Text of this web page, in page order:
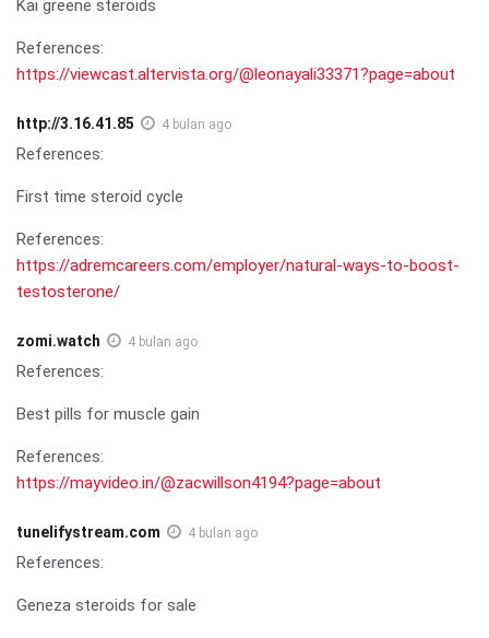
Kai greene steroids
References:
https://viewcast.altervista.org/@leonayali33371?page=about
http://3.16.41.85 4 bulan ago
References:
First time steroid cycle
References:
https://adremcareers.com/employer/natural-ways-to-boost-
testosterone/
zomi.watch 4 bulan ago
References:
Best pills for muscle gain
References:
https://mayvideo.in/@zacwillson4194?page=about
tunelifystream.com 4 bulan ago
References:
Geneza steroids for sale